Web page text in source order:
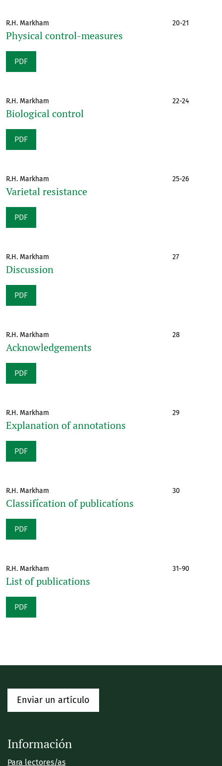
R.H. Markham 20-21
Physical control-measures
PDF
R.H. Markham 22-24
Biological control
PDF
R.H. Markham 25-26
Varietal resistance
PDF
R.H. Markham 27
Discussion
PDF
R.H. Markham 28
Acknowledgements
PDF
R.H. Markham 29
Explanation of annotations
PDF
R.H. Markham 30
Classifícation of publicatíons
PDF
R.H. Markham 31-90
List of publications
PDF
Enviar un artículo
Información
Para lectores/as